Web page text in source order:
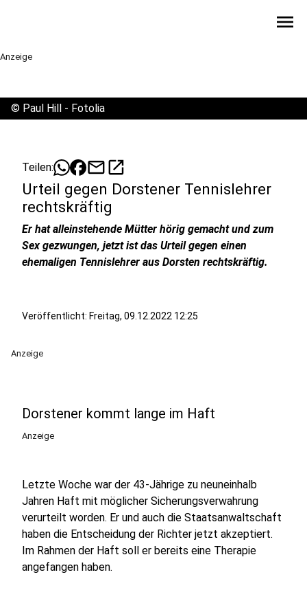
menu
Anzeige
© Paul Hill - Fotolia
Teilen: mailopen_in_new
Urteil gegen Dorstener Tennislehrer
rechtskräftig
Er hat alleinstehende Mütter hörig gemacht und zum
Sex gezwungen, jetzt ist das Urteil gegen einen
ehemaligen Tennislehrer aus Dorsten rechtskräftig.
Veröffentlicht: Freitag, 09.12.2022 12:25
Anzeige
Dorstener kommt lange im Haft
Anzeige
Letzte Woche war der 43-Jährige zu neuneinhalb
Jahren Haft mit möglicher Sicherungsverwahrung
verurteilt worden. Er und auch die Staatsanwaltschaft
haben die Entscheidung der Richter jetzt akzeptiert.
Im Rahmen der Haft soll er bereits eine Therapie
angefangen haben.